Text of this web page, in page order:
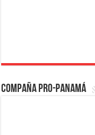
Compaña PRO-Panamá